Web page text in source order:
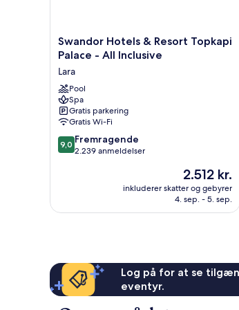
Swandor
Hotels
Resort
Topkapi
Palace
-
All
Inclusive
Lara
Swandor Hotels & Resort Topkapi
Palace - All Inclusive
Lara
Pool
Spa
Gratis parkering
Gratis Wi-Fi
9.0
ud
anmeldelser
9,0 Fremragende
2.239 anmeldelser
Prisen
er
2.512 kr.
2.512 kr.
inkluderer skatter og gebyrer
4. sep. - 5. sep.
Log på for at se
eventyr.